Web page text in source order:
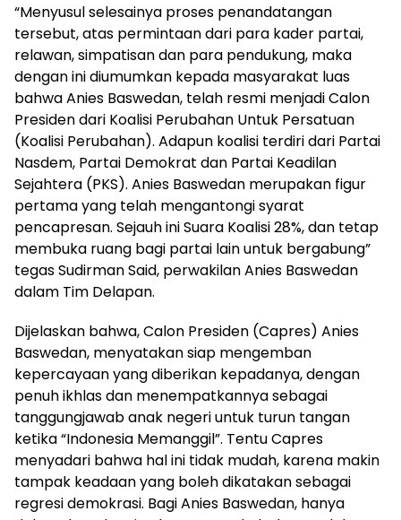
“Menyusul selesainya proses penandatangan
tersebut, atas permintaan dari para kader partai,
relawan, simpatisan dan para pendukung, maka
dengan ini diumumkan kepada masyarakat luas
bahwa Anies Baswedan, telah resmi menjadi Calon
Presiden dari Koalisi Perubahan Untuk Persatuan
(Koalisi Perubahan). Adapun koalisi terdiri dari Partai
Nasdem, Partai Demokrat dan Partai Keadilan
Sejahtera (PKS). Anies Baswedan merupakan figur
pertama yang telah mengantongi syarat
pencapresan. Sejauh ini Suara Koalisi 28%, dan tetap
membuka ruang bagi partai lain untuk bergabung”
tegas Sudirman Said, perwakilan Anies Baswedan
dalam Tim Delapan.
Dijelaskan bahwa, Calon Presiden (Capres) Anies
Baswedan, menyatakan siap mengemban
kepercayaan yang diberikan kepadanya, dengan
penuh ikhlas dan menempatkannya sebagai
tanggungjawab anak negeri untuk turun tangan
ketika “Indonesia Memanggil”. Tentu Capres
menyadari bahwa hal ini tidak mudah, karena makin
tampak keadaan yang boleh dikatakan sebagai
regresi demokrasi. Bagi Anies Baswedan, hanya